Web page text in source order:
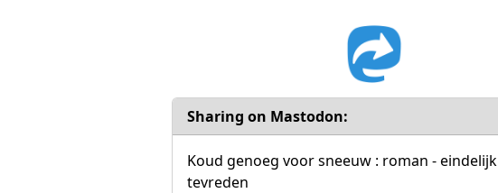
Sharing on Mastodon:
Koud genoeg voor sneeuw : roman - eindelijk
tevreden